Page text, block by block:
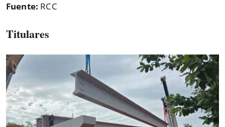
Fuente: RCC
Titulares